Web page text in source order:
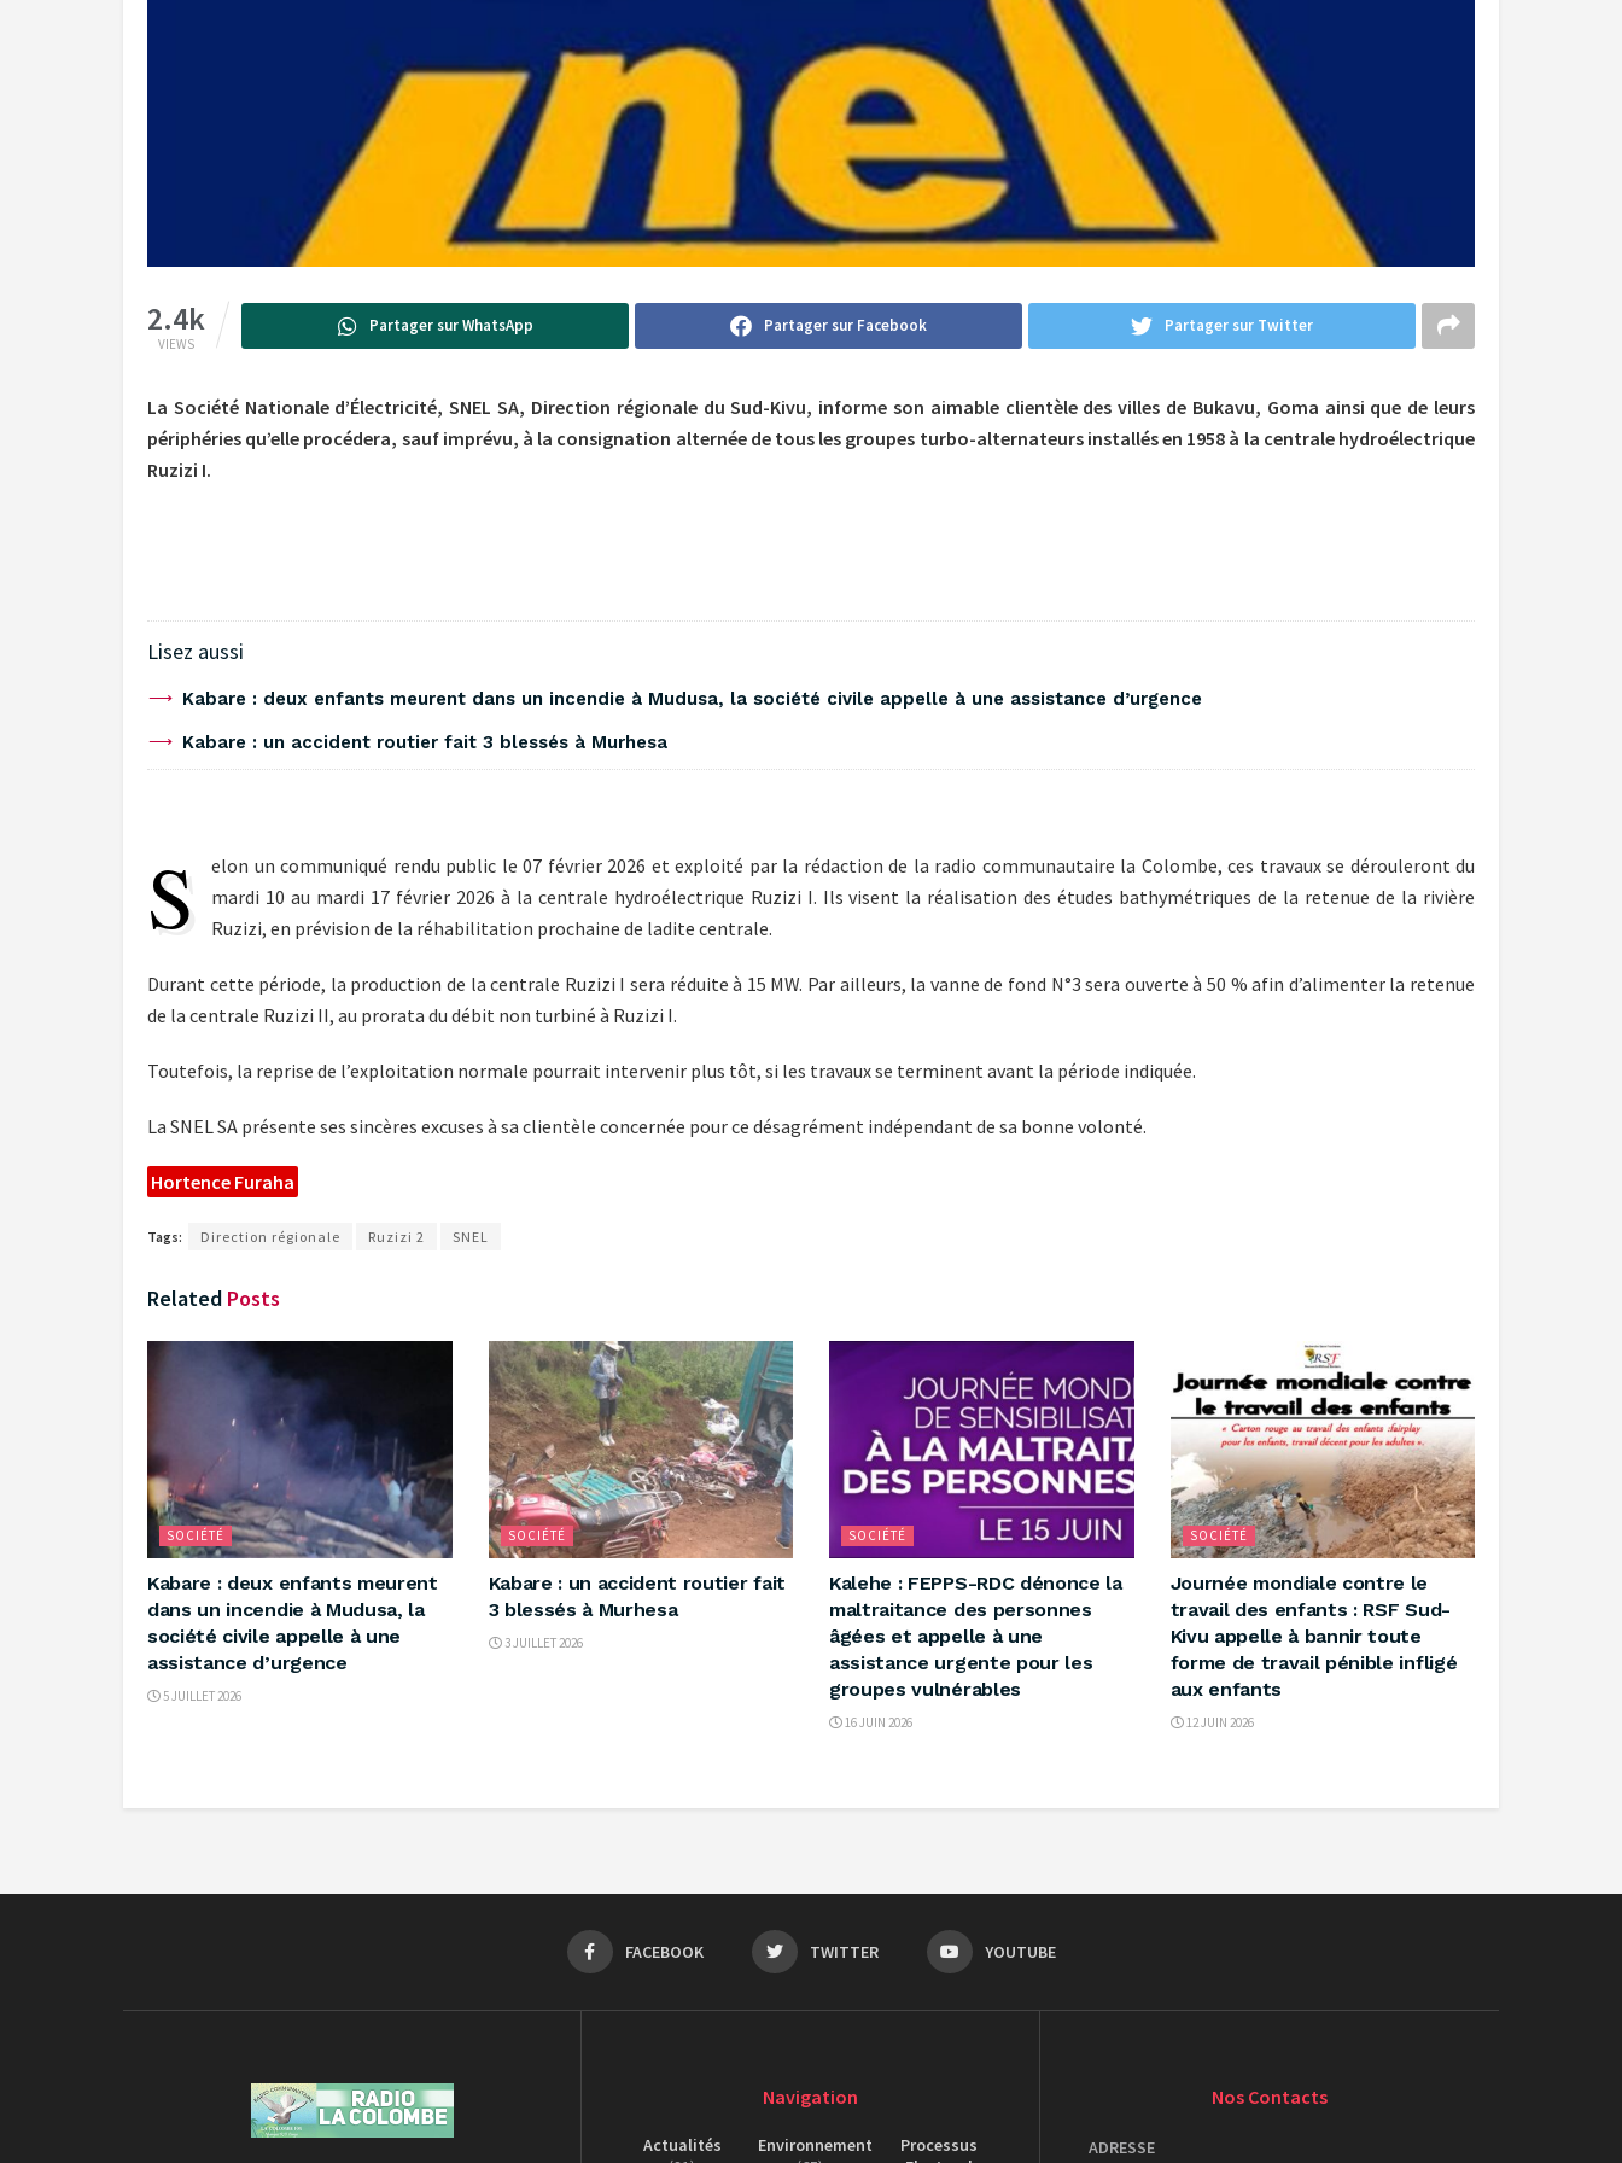
2.4k
VIEWS
Partager sur WhatsApp Partager sur Facebook Partager sur Twitter
La Société Nationale d’Électricité, SNEL SA, Direction régionale du Sud-Kivu, informe son aimable clientèle des villes de Bukavu, Goma ainsi que de leurs
périphéries qu’elle procédera, sauf imprévu, à la consignation alternée de tous les groupes turbo-alternateurs installés en 1958 à la centrale hydroélectrique
Ruzizi I.
Lisez aussi
Kabare : deux enfants meurent dans un incendie à Mudusa, la société civile appelle à une assistance d’urgence
‎Kabare : un accident routier fait 3 blessés à Murhesa ‎
S
elon un communiqué rendu public le 07 février 2026 et exploité par la rédaction de la radio communautaire la Colombe, ces travaux se dérouleront du
mardi 10 au mardi 17 février 2026 à la centrale hydroélectrique Ruzizi I. Ils visent la réalisation des études bathymétriques de la retenue de la rivière
Ruzizi, en prévision de la réhabilitation prochaine de ladite centrale.
Durant cette période, la production de la centrale Ruzizi I sera réduite à 15 MW. Par ailleurs, la vanne de fond N°3 sera ouverte à 50 % afin d’alimenter la retenue
de la centrale Ruzizi II, au prorata du débit non turbiné à Ruzizi I.
Toutefois, la reprise de l’exploitation normale pourrait intervenir plus tôt, si les travaux se terminent avant la période indiquée.
La SNEL SA présente ses sincères excuses à sa clientèle concernée pour ce désagrément indépendant de sa bonne volonté.
Hortence Furaha
Tags: Direction régionale Ruzizi 2 SNEL
Related Posts
SOCIÉTÉ
Kabare : deux enfants meurent
dans un incendie à Mudusa, la
société civile appelle à une
assistance d’urgence
5 JUILLET 2026
SOCIÉTÉ
‎Kabare : un accident routier fait
3 blessés à Murhesa ‎
3 JUILLET 2026
SOCIÉTÉ
‎Kalehe : FEPPS-RDC dénonce la
maltraitance des personnes
âgées et appelle à une
assistance urgente pour les
groupes vulnérables
16 JUIN 2026
SOCIÉTÉ
‎Journée mondiale contre le
travail des enfants : RSF Sud-
Kivu appelle à bannir toute
forme de travail pénible infligé
aux enfants ‎
12 JUIN 2026
FACEBOOK TWITTER YOUTUBE
Navigation
Actualités
Environnement
Processus
Nos Contacts
ADRESSE